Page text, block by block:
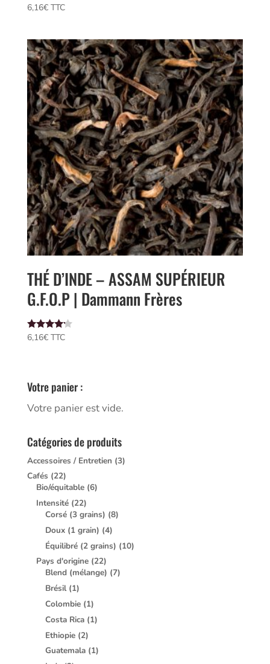
Note
5.00
6,16€ TTC
THÉ D’INDE – ASSAM SUPÉRIEUR
G.F.O.P | Dammann Frères
Note
6,16€ TTC
Votre panier :
Votre panier est vide.
Catégories de produits
Accessoires / Entretien (3)
Cafés (22)
Bio/équitable (6)
Intensité (22)
Corsé (3 grains) (8)
Doux (1 grain) (4)
Équilibré (2 grains) (10)
Pays d'origine (22)
Blend (mélange) (7)
Brésil (1)
Colombie (1)
Costa Rica (1)
Ethiopie (2)
Guatemala (1)